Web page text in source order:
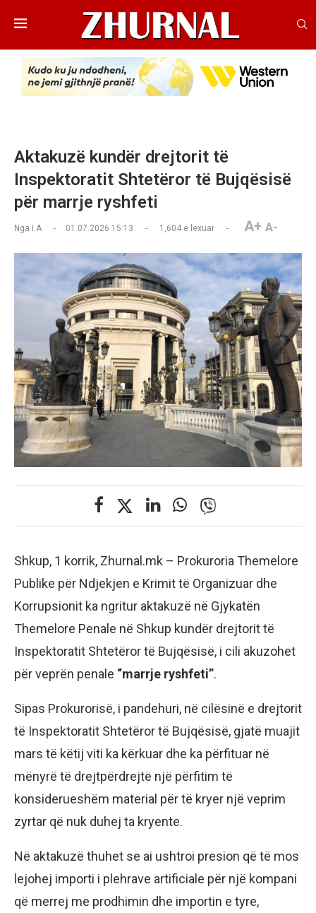
Aktakuzë kundër drejtorit të
Inspektoratit Shtetëror të Bujqësisë
për marrje ryshfeti
Nga I.A 01.07.2026 15:13 1,604 e lexuar A+ A-
Shkup, 1 korrik, Zhurnal.mk – Prokuroria Themelore
Publike për Ndjekjen e Krimit të Organizuar dhe
Korrupsionit ka ngritur aktakuzë në Gjykatën
Themelore Penale në Shkup kundër drejtorit të
Inspektoratit Shtetëror të Bujqësisë, i cili akuzohet
për veprën penale “marrje ryshfeti”.
Sipas Prokurorisë, i pandehuri, në cilësinë e drejtorit
të Inspektoratit Shtetëror të Bujqësisë, gjatë muajit
mars të këtij viti ka kërkuar dhe ka përfituar në
mënyrë të drejtpërdrejtë një përfitim të
konsiderueshëm material për të kryer një veprim
zyrtar që nuk duhej ta kryente.
Në aktakuzë thuhet se ai ushtroi presion që të mos
lejohej importi i plehrave artificiale për një kompani
që merrej me prodhimin dhe importin e tyre,